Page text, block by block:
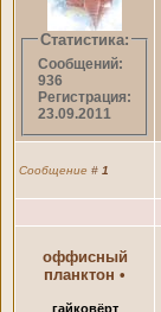
Статистика:
Сообщений:
936
Регистрация:
23.09.2011
Сообщение # 1
оффисный
планктон •
гайковёрт